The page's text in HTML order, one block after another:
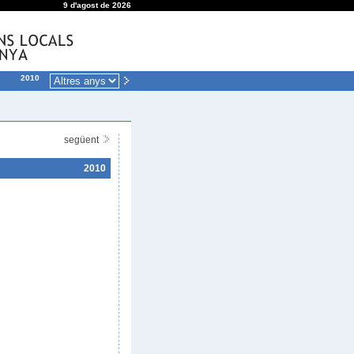
9 d'agost de 2026
2010
següent
2010